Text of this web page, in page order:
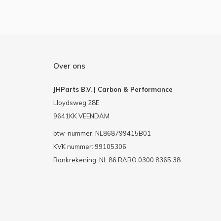
Over ons
JHParts B.V. | Carbon & Performance
Lloydsweg 28E
9641KK VEENDAM
btw-nummer: NL868799415B01
KVK nummer: 99105306
Bankrekening: NL 86 RABO 0300 8365 38